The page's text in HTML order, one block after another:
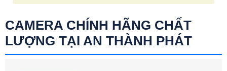
CAMERA CHÍNH HÃNG CHẤT
LƯỢNG TẠI AN THÀNH PHÁT